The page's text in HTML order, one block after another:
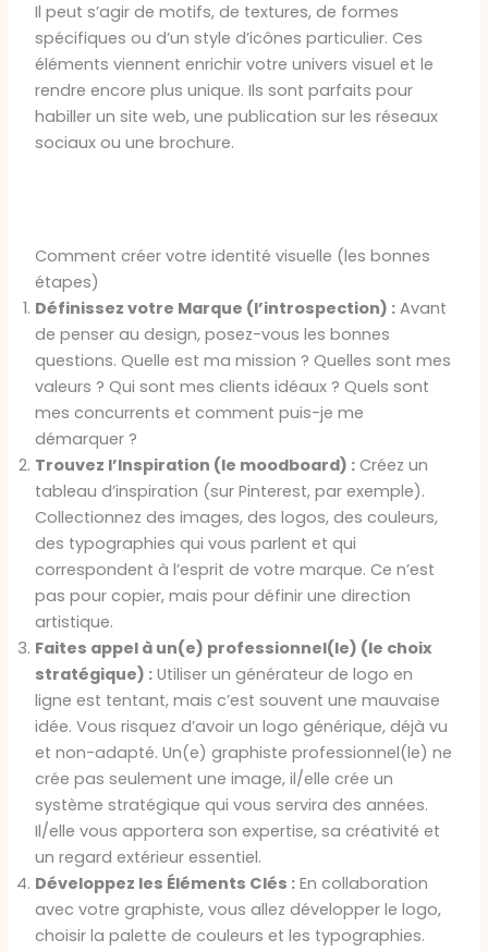
Il peut s’agir de motifs, de textures, de formes
spécifiques ou d’un style d’icônes particulier. Ces
éléments viennent enrichir votre univers visuel et le
rendre encore plus unique. Ils sont parfaits pour
habiller un site web, une publication sur les réseaux
sociaux ou une brochure.
Comment créer votre identité visuelle (les bonnes
étapes)
Définissez votre Marque (l’introspection) :Avant
de penser au design, posez-vous les bonnes
questions. Quelle est ma mission ? Quelles sont mes
valeurs ? Qui sont mes clients idéaux ? Quels sont
mes concurrents et comment puis-je me
démarquer ?
Trouvez l’Inspiration (le moodboard) :Créez un
tableau d’inspiration (sur Pinterest, par exemple).
Collectionnez des images, des logos, des couleurs,
des typographies qui vous parlent et qui
correspondent à l’esprit de votre marque. Ce n’est
pas pour copier, mais pour définir une direction
artistique.
Faites appel à un(e) professionnel(le) (le choix
stratégique) :Utiliser un générateur de logo en
ligne est tentant, mais c’est souvent une mauvaise
idée. Vous risquez d’avoir un logo générique, déjà vu
et non-adapté. Un(e) graphiste professionnel(le) ne
crée pas seulement une image, il/elle crée un
système stratégique qui vous servira des années.
Il/elle vous apportera son expertise, sa créativité et
un regard extérieur essentiel.
Développez les Éléments Clés :En collaboration
avec votre graphiste, vous allez développer le logo,
choisir la palette de couleurs et les typographies.